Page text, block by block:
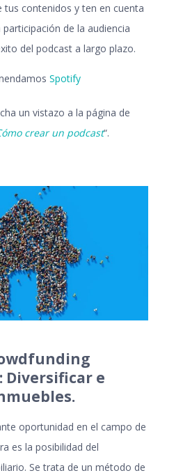
tus contenidos y ten en cuenta
de la audiencia
del podcast a largo plazo.
Spotify
un vistazo a la página de
crear un podcast“.
e
oportunidad en el campo de
es la posibilidad del
Se trata de un método de